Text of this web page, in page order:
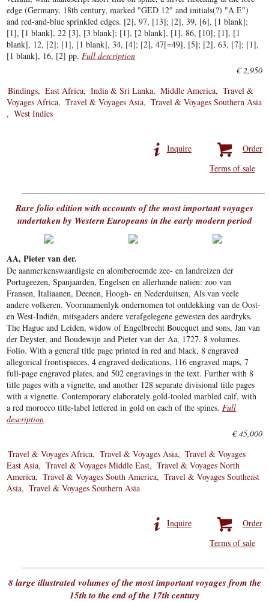
edge (Germany, 18th century, marked "GED 12" and initials(?) "A E")
and red-and-blue sprinkled edges. [2], 97, [13]; [2], 39, [6], [1 blank];
[1], [1 blank], 22 [3], [3 blank]; [1], [2 blank], [1], 86, [10]; [1], [1
blank], 12, [2]; [1], [1 blank], 34, [4]; [2], 47[=49], [5]; [2], 63, [7]; [1],
[1 blank], 16, [2] pp.Full description
€ 2,950
Bindings
East Africa India & Sri Lanka Middle America
Travel &
Voyages Africa
Travel & Voyages Asia
Travel & Voyages Southern Asia
West Indies
Order
Inquire
Terms of sale
Rare folio edition with accounts of the most important voyages
undertaken by Western Europeans in the early modern period
AA, Pieter van der.
De aanmerkenswaardigste en alomberoemde zee- en landreizen der
Portugeezen, Spanjaarden, Engelsen en allerhande natiën: zoo van
Fransen, Italiaanen, Deenen, Hoogh- en Nederduitsen, Als van veele
andere volkeren. Voornaamenlyk ondernomen tot ontdekking van de Oost-
en West-Indiën, mitsgaders andere verafgelegene gewesten des aardryks.
The Hague and Leiden, widow of Engelbrecht Boucquet and sons, Jan van
der Deyster, and Boudewijn and Pieter van der Aa, 1727. 8 volumes.
Folio. With a general title page printed in red and black, 8 engraved
allegorical frontispieces, 4 engraved dedications, 116 engraved maps, 7
full-page engraved plates, and 502 engravings in the text. Further with 8
title pages with a vignette, and another 128 separate divisional title pages
with a vignette. Contemporary elaborately gold-tooled marbled calf, with
a red morocco title-label lettered in gold on each of the spines.Full
description
€ 45,000
Travel & Voyages Africa
Travel & Voyages Asia
Travel & Voyages
East Asia
Travel & Voyages Middle East
Travel & Voyages North
America
Travel & Voyages South America
Travel & Voyages Southeast
Asia
Travel & Voyages Southern Asia
Order
Inquire
Terms of sale
8 large illustrated volumes of the most important voyages from the
15th to the end of the 17th century